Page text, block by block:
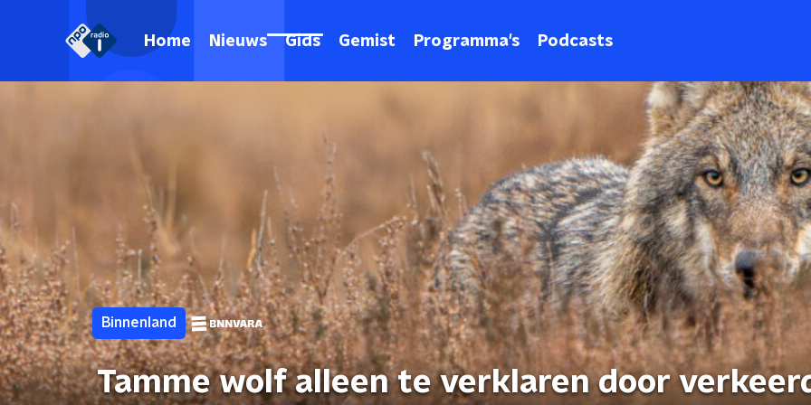
Home Nieuws Gids Gemist Programma's Podcasts
Binnenland
Tamme wolf alleen te verklaren door